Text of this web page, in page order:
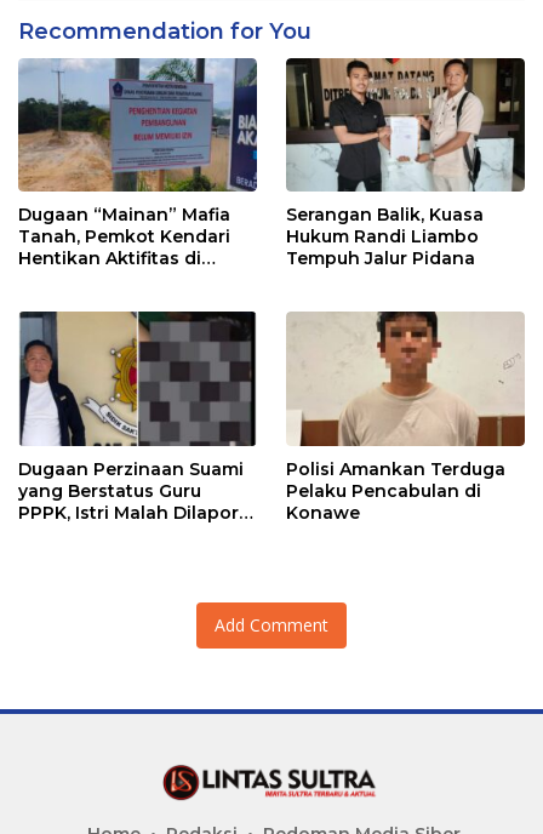
Recommendation for You
Dugaan “Mainan” Mafia
Tanah, Pemkot Kendari
Hentikan Aktifitas di
Serangan Balik, Kuasa
Hukum Randi Liambo
Tempuh Jalur Pidana
Dugaan Perzinaan Suami
yang Berstatus Guru
PPPK, Istri Malah Dilapor
Polisi Amankan Terduga
Pelaku Pencabulan di
Konawe
Add Comment